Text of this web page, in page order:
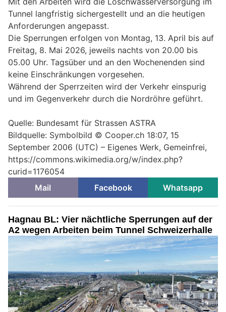
Tunnel langfristig sichergestellt und an die heutigen
Anforderungen angepasst.
Die Sperrungen erfolgen von Montag, 13. April bis auf
Freitag, 8. Mai 2026, jeweils nachts von 20.00 bis
05.00 Uhr. Tagsüber und an den Wochenenden sind
keine Einschränkungen vorgesehen.
Während der Sperrzeiten wird der Verkehr einspurig
und im Gegenverkehr durch die Nordröhre geführt.
Quelle: Bundesamt für Strassen ASTRA
Bildquelle: Symbolbild © Cooper.ch 18:07, 15
September 2006 (UTC) – Eigenes Werk, Gemeinfrei,
https://commons.wikimedia.org/w/index.php?
curid=1176054
Mail
Facebook Whatsapp
Hagnau BL: Vier nächtliche Sperrungen auf der
A2 wegen Arbeiten beim Tunnel Schweizerhalle